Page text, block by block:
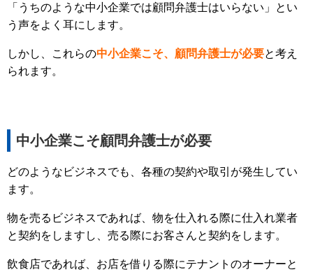
「うちのような中小企業では顧問弁護士はいらない」とい
う声をよく耳にします。
しかし、これらの中小企業こそ、顧問弁護士が必要と考え
られます。
中小企業こそ顧問弁護士が必要
どのようなビジネスでも、各種の契約や取引が発生してい
ます。
物を売るビジネスであれば、物を仕入れる際に仕入れ業者
と契約をしますし、売る際にお客さんと契約をします。
飲食店であれば、お店を借りる際にテナントのオーナーと